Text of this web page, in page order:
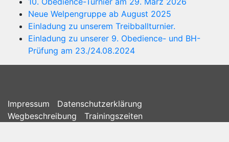
Neue Welpengruppe ab August 2025
Einladung zu unserem Treibballturnier.
Einladung zu unserer 9. Obedience- und BH-
Prüfung am 23./24.08.2024
Impressum
Datenschutzerklärung
Wegbeschreibung
Trainingszeiten